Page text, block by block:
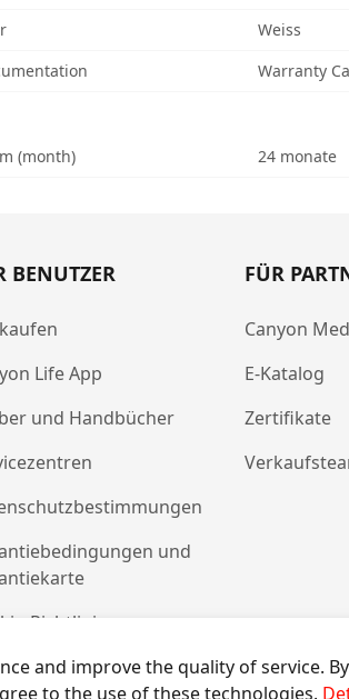
Weiss
Warranty
(month) 24 monate
BENUTZER
Life App
und Handbücher
und
Richtlinie
FÜR
Canyon
E-Katalog
Zertifikate
and improve the quality of service. By
to the use of these technologies.